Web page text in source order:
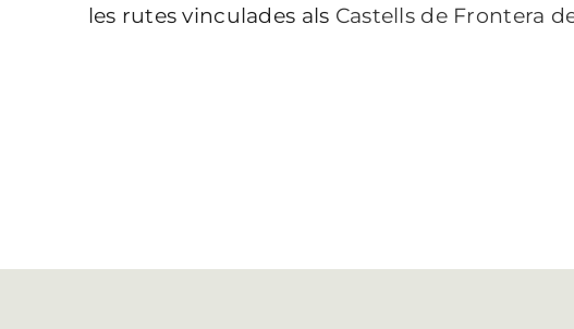
les rutes vinculades als Castells de Frontera